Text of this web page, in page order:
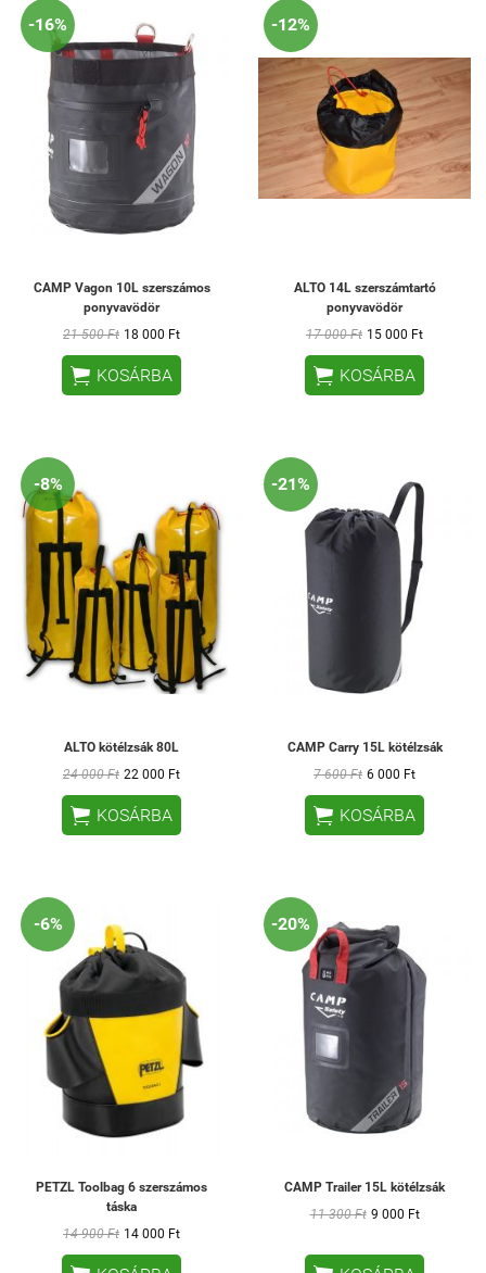
-16%
CAMP Vagon 10L szerszámos
ponyvavödör
21 500 Ft 18 000 Ft
 KOSÁRBA
-12%
ALTO 14L szerszámtartó
ponyvavödör
17 000 Ft 15 000 Ft
 KOSÁRBA
-8%
ALTO kötélzsák 80L
24 000 Ft 22 000 Ft
 KOSÁRBA
-21%
CAMP Carry 15L kötélzsák
7 600 Ft 6 000 Ft
 KOSÁRBA
-6%
PETZL Toolbag 6 szerszámos
táska
14 900 Ft 14 000 Ft
-20%
CAMP Trailer 15L kötélzsák
11 300 Ft 9 000 Ft